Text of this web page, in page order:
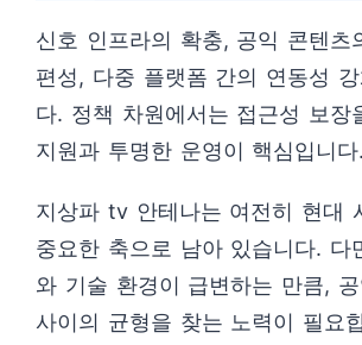
신호 인프라의 확충, 공익 콘텐츠
편성, 다중 플랫폼 간의 연동성
다. 정책 차원에서는 접근성 보장
지원과 투명한 운영이 핵심입니다.
지상파 tv 안테나는 여전히 현대
중요한 축으로 남아 있습니다. 다
와 기술 환경이 급변하는 만큼,
사이의 균형을 찾는 노력이 필요